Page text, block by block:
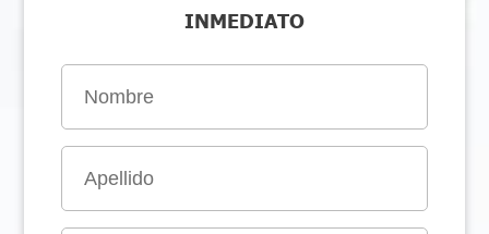
INMEDIATO